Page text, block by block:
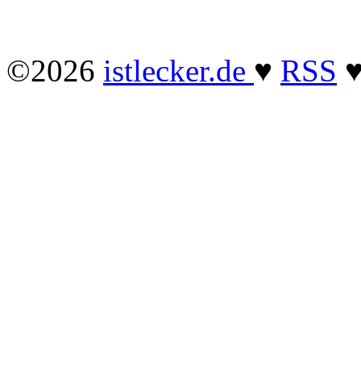
©2026 istlecker.de ♥ RSS